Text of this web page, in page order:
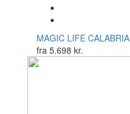
MAGIC LIFE CALABRIA
fra 5.698 kr.